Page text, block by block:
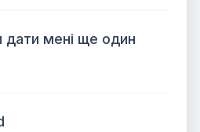
мені ще один